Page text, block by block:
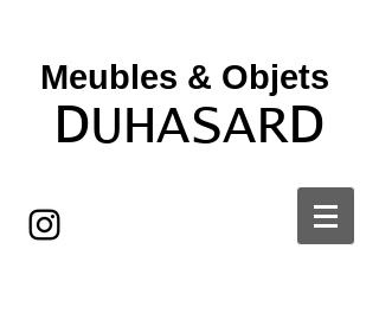
Meubles & Objets ​
DUHASARD